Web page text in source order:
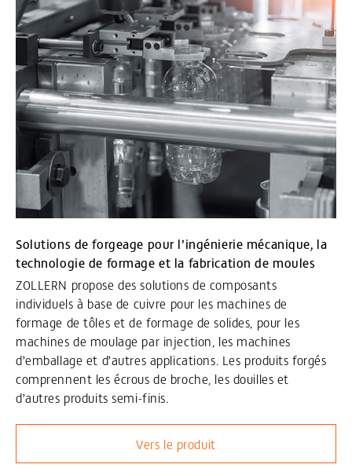
Solutions de forgeage pour l’ingénierie mécanique, la
technologie de formage et la fabrication de moules
ZOLLERN propose des solutions de composants
individuels à base de cuivre pour les machines de
formage de tôles et de formage de solides, pour les
machines de moulage par injection, les machines
d’emballage et d’autres applications. Les produits forgés
comprennent les écrous de broche, les douilles et
d’autres produits semi-finis.
Vers le produit